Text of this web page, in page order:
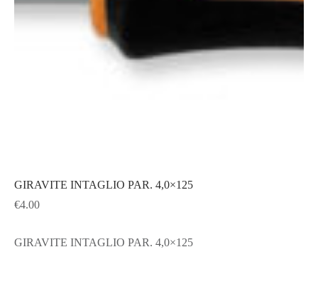
GIRAVITE INTAGLIO PAR. 4,0×125
€4.00
GIRAVITE INTAGLIO PAR. 4,0×125